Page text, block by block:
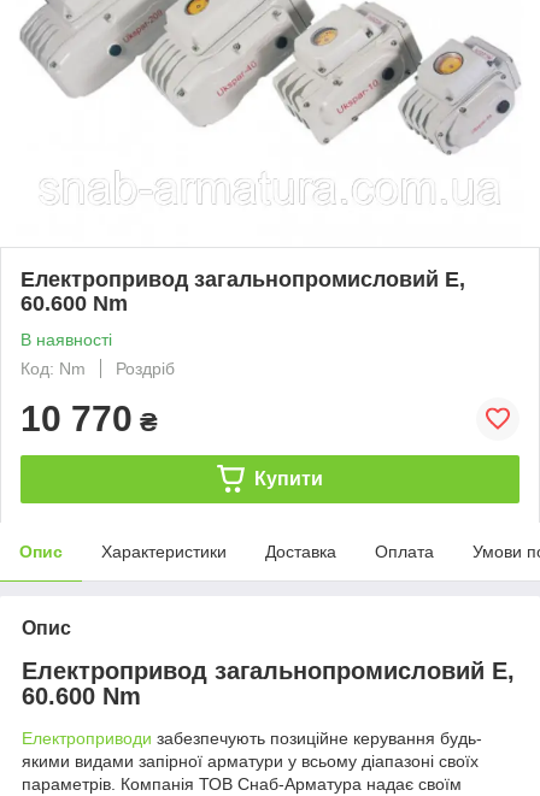
Електропривод загальнопромисловий E,
60.600 Nm
В наявності
Код: Nm
Роздріб
10 770 ₴
Купити
Опис Характеристики Доставка Оплата Умови
Опис
Електропривод загальнопромисловий E,
60.600 Nm
Електроприводи забезпечують позиційне керування будь-
якими видами запірної арматури у всьому діапазоні своїх
параметрів. Компанія ТОВ Снаб-Арматура надає своїм